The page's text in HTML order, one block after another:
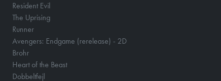
Resident Evil
The Uprising
Runner
Avengers: Endgame (rerelease) - 2D
Brohr
Heart of the Beast
Dobbeltfejl